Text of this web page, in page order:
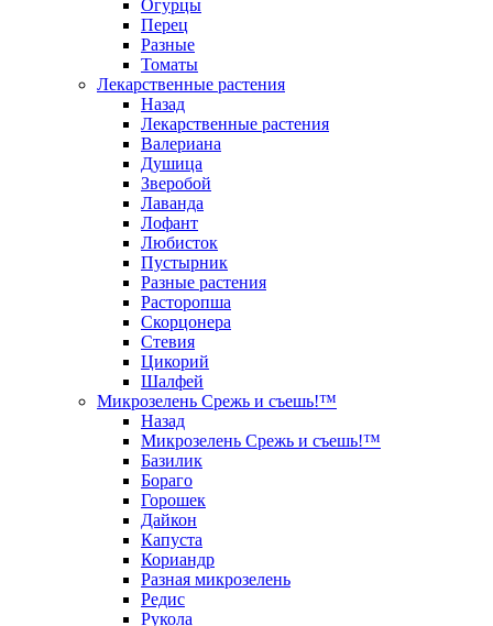
Огурцы
Перец
Разные
Томаты
Лекарственные растения
Назад
Лекарственные растения
Валериана
Душица
Зверобой
Лаванда
Лофант
Любисток
Пустырник
Разные растения
Расторопша
Скорцонера
Стевия
Цикорий
Шалфей
Микрозелень Срежь и съешь!™
Назад
Микрозелень Срежь и съешь!™
Базилик
Бораго
Горошек
Дайкон
Капуста
Кориандр
Разная микрозелень
Редис
Рукола